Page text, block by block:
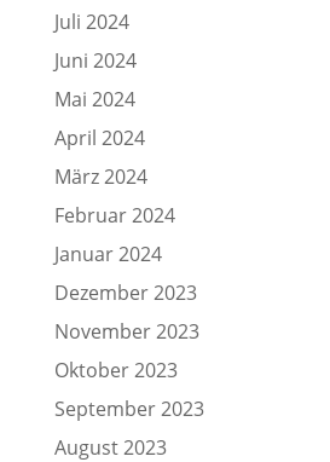
Juli 2024
Juni 2024
Mai 2024
April 2024
März 2024
Februar 2024
Januar 2024
Dezember 2023
November 2023
Oktober 2023
September 2023
August 2023